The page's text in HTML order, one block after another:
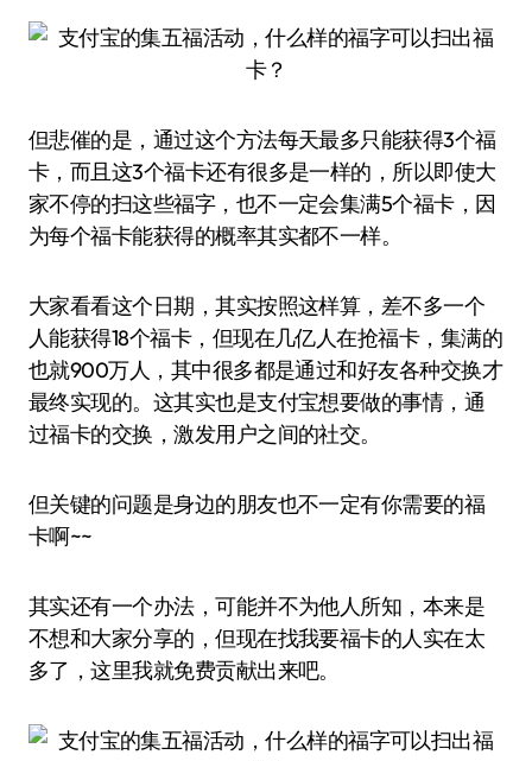
但悲催的是，通过这个方法每天最多只能获得3个福
卡，而且这3个福卡还有很多是一样的，所以即使大
家不停的扫这些福字，也不一定会集满5个福卡，因
为每个福卡能获得的概率其实都不一样。
大家看看这个日期，其实按照这样算，差不多一个
人能获得18个福卡，但现在几亿人在抢福卡，集满的
也就900万人，其中很多都是通过和好友各种交换才
最终实现的。这其实也是支付宝想要做的事情，通
过福卡的交换，激发用户之间的社交。
但关键的问题是身边的朋友也不一定有你需要的福
卡啊~~
其实还有一个办法，可能并不为他人所知，本来是
不想和大家分享的，但现在找我要福卡的人实在太
多了，这里我就免费贡献出来吧。